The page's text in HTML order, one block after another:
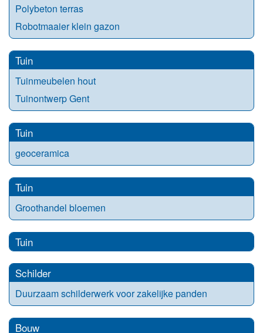
Polybeton terras
Robotmaaier klein gazon
Tuin
Tuinmeubelen hout
Tuinontwerp Gent
Tuin
geoceramica
Tuin
Groothandel bloemen
Tuin
Schilder
Duurzaam schilderwerk voor zakelijke panden
Bouw